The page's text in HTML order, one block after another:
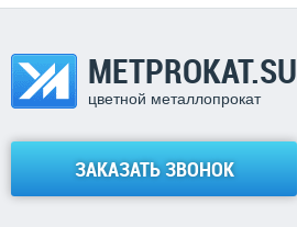
METPROKAT.SU
цветной металлопрокат
ЗАКАЗАТЬ ЗВОНОК